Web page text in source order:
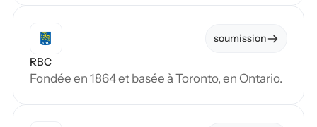
soumission
RBC
Fondée en 1864 et basée à Toronto, en Ontario.